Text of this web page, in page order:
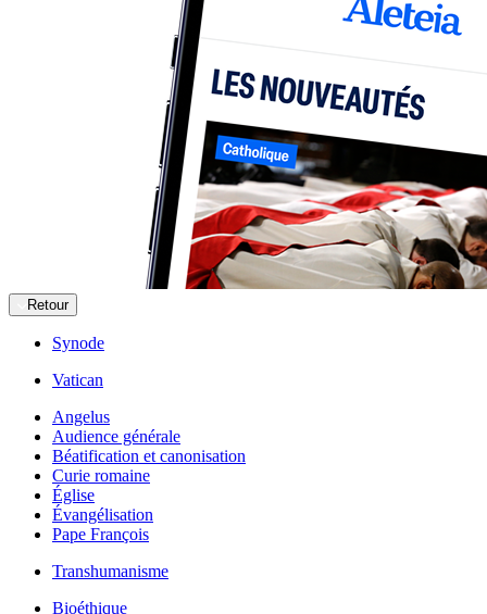
Retour
Synode
Vatican
Angelus
Audience générale
Béatification et canonisation
Curie romaine
Église
Évangélisation
Pape François
Transhumanisme
Bioéthique